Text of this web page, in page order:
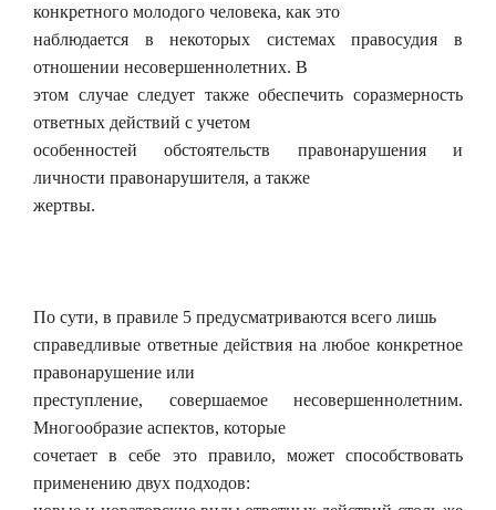
конкретного молодого человека, как это
наблюдается в некоторых системах правосудия в
отношении несовершеннолетних. В
этом случае следует также обеспечить соразмерность
ответных действий с учетом
особенностей обстоятельств правонарушения и
личности правонарушителя, а также
жертвы.
По сути, в правиле 5 предусматриваются всего лишь
справедливые ответные действия на любое конкретное
правонарушение или
преступление, совершаемое несовершеннолетним.
Многообразие аспектов, которые
сочетает в себе это правило, может способствовать
применению двух подходов: